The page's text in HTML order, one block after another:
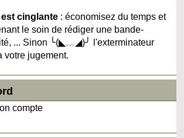
cinglante : économisez du temps et
le soin de rédiger une bande-
... Sinon ╰(◣﹏◢)╯ l'exterminateur
votre jugement.
compte